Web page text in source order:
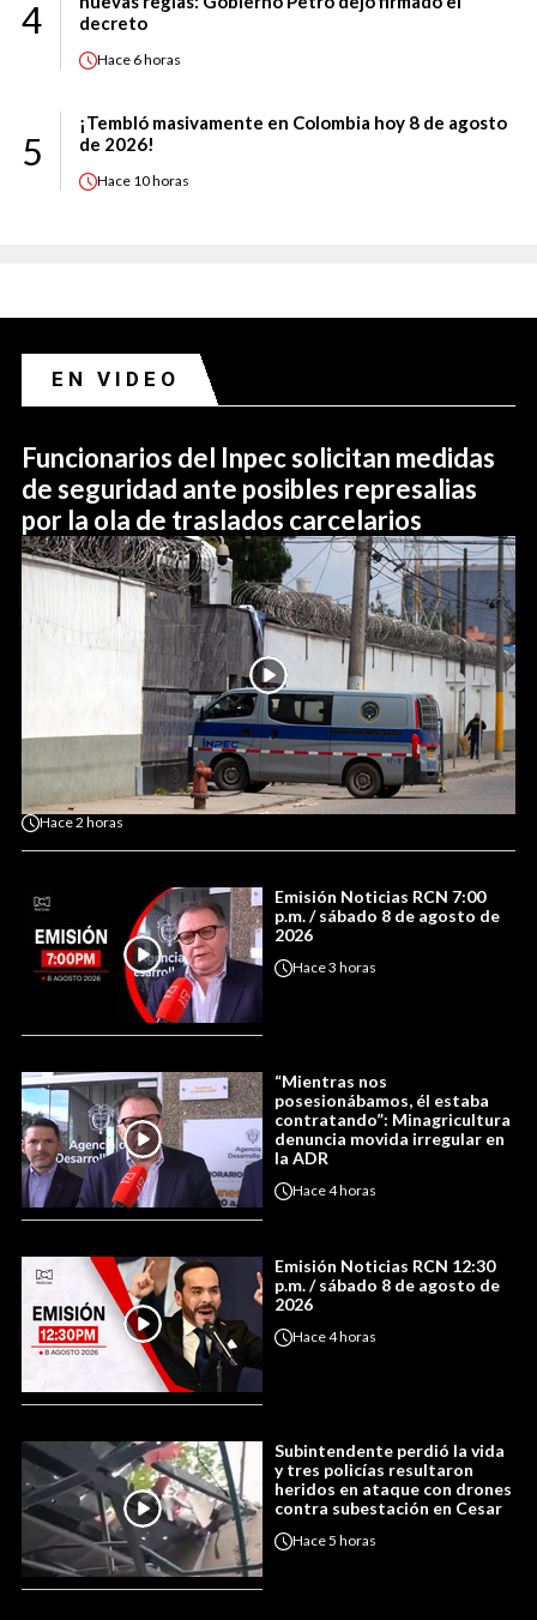
4
decreto
Hace 6 horas
5
¡Tembló masivamente en Colombia hoy 8 de agosto
de 2026!
Hace 10 horas
EN VIDEO
Funcionarios del Inpec solicitan medidas
de seguridad ante posibles represalias
por la ola de traslados carcelarios
Hace2 horas
Emisión Noticias RCN 7:00
p.m. / sábado 8 de agosto de
2026
Hace3 horas
“Mientras nos
posesionábamos, él estaba
contratando”: Minagricultura
denuncia movida irregular en
la ADR
Hace4 horas
Emisión Noticias RCN 12:30
p.m. / sábado 8 de agosto de
2026
Hace4 horas
Subintendente perdió la vida
y tres policías resultaron
heridos en ataque con drones
contra subestación en Cesar
Hace5 horas